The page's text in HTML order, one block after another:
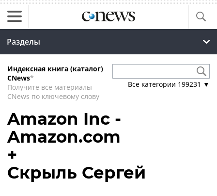
Разделы
Индексная книга (каталог)
CNews*
Получите все материалы
CNews по ключевому слову
Все категории 199231 ▼
Amazon Inc -
Amazon.com
+
Скрыль Сергей